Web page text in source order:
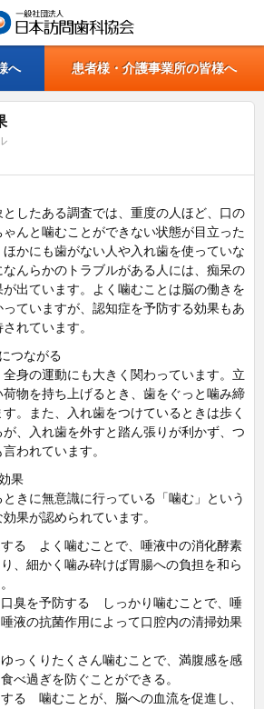
へ 患者様・介護事業所の皆様へ
したある調査では、重度の人ほど、口の
んと噛むことができない状態が目立った
かにも歯がない人や入れ歯を使っていな
んらかのトラブルがある人には、痴呆の
出ています。よく噛むことは脳の働きを
ていますが、認知症を予防する効果もあ
れています。
つながる
身の運動にも大きく関わっています。立
物を持ち上げるとき、歯をぐっと噛み締
。また、入れ歯をつけているときは歩く
、入れ歯を外すと踏ん張りが利かず、つ
われています。
果
きに無意識に行っている「噛む」という
果が認められています。
する よく噛むことで、唾液中の消化酵素
、細かく噛み砕けば胃腸への負担を和ら
臭を予防する しっかり噛むことで、唾
液の抗菌作用によって口腔内の清掃効果
っくりたくさん噛むことで、満腹感を感
べ過ぎを防ぐことができる。
る 噛むことが、脳への血流を促進し、